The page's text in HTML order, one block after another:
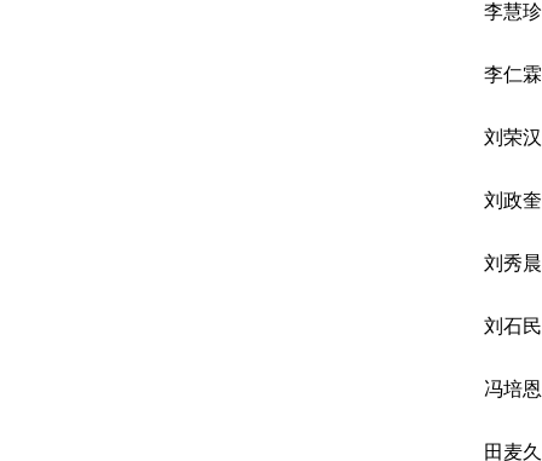
李慧珍
李仁霖
刘荣汉
刘政奎
刘秀晨
刘石民
冯培恩
田麦久